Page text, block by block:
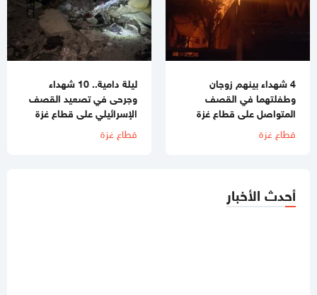
4 شهداء بينهم زوجان
وطفلتهما في القصف
المتواصل على قطاع غزة
قطاع غزة
ليلة دامية.. 10 شهداء
وجرحى في تصعيد القصف
الإسرائيلي على قطاع غزة
قطاع غزة
أحدث الأخبار